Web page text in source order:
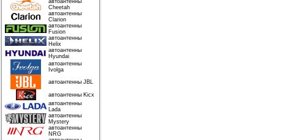
автоантенны
Cheetah
автоантенны
Clarion
автоантенны
Fusion
автоантенны
Helix
автоантенны
Hyundai
автоантенны
Ivolga
автоантенны JBL
автоантенны Kicx
автоантенны
Lada
автоантенны
Mystery
автоантенны
NRG